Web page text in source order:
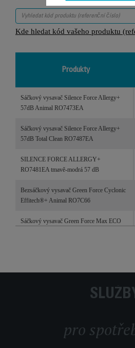
Kde hledat kód vašeho produktu
Produkty
Sáčkový vysavač Silence Force Allergy+
57dB Animal RO7473EA
Sáčkový vysavač Silence Force Allergy+
57dB Total Clean RO7487EA
SILENCE FORCE ALLERGY+
RO7481EA tmavě-modrá 57 dB
Bezsáčkový vysavač Green Force Cyclonic
Effitech®+ Animal RO7C66
Sáčkový vysavač Green Force Max ECO
pro